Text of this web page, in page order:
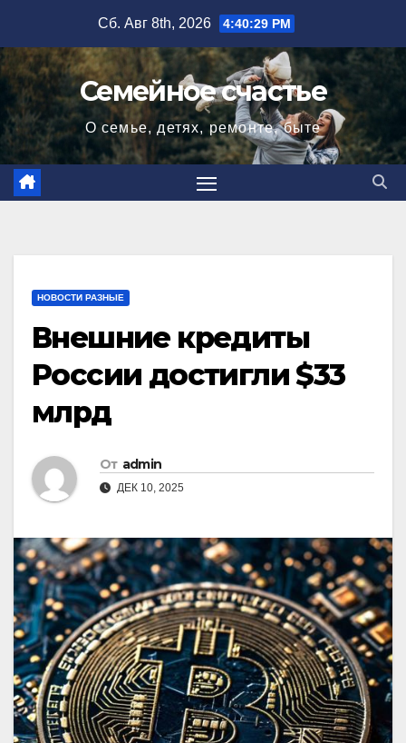
содержимому
Сб. Авг 8th, 2026 4:40:30 PM
Семейное счастье
О семье, детях, ремонте, быте
НОВОСТИ РАЗНЫЕ
Внешние кредиты
России достигли $33
млрд
От admin
ДЕК 10, 2025